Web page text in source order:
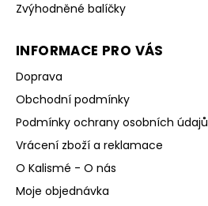
Zvýhodněné balíčky
INFORMACE PRO VÁS
Doprava
Obchodní podmínky
Podmínky ochrany osobních údajů
Vrácení zboží a reklamace
O Kalismé - O nás
Moje objednávka